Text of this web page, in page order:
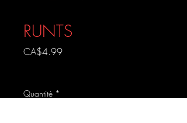
RUNTS
CA$4.99Prix
Quantité *